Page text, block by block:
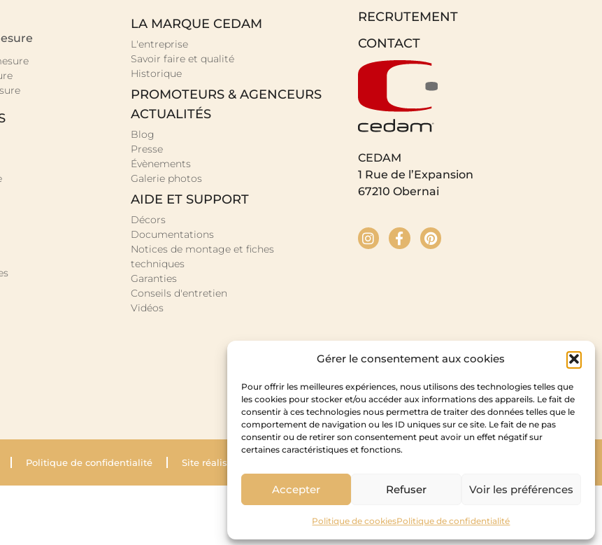
Gérer le consentement aux cookies
Pour offrir les meilleures expériences, nous utilisons des technologies telles que
les cookies pour stocker et/ou accéder aux informations des appareils. Le fait de
consentir à ces technologies nous permettra de traiter des données telles que le
comportement de navigation ou les ID uniques sur ce site. Le fait de ne pas
consentir ou de retirer son consentement peut avoir un effet négatif sur
certaines caractéristiques et fonctions.
Accepter Refuser Voir les préférences
Politique de cookiesPolitique de confidentialité
LA MARQUE CEDAM
L'entreprise
Savoir faire et qualité
Historique
PROMOTEURS & AGENCEURS
ACTUALITÉS
Blog
Presse
Évènements
Galerie photos
AIDE ET SUPPORT
Décors
Documentations
Notices de montage et fiches
techniques
Garanties
Conseils d'entretien
Vidéos
RECRUTEMENT
CONTACT
CEDAM
1 Rue de l’Expansion
67210 Obernai
Politique de confidentialité Site réalisé par Krysalidesign